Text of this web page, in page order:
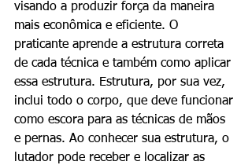
visando a produzir força da maneira
mais econômica e eficiente. O
praticante aprende a estrutura correta
de cada técnica e também como aplicar
essa estrutura. Estrutura, por sua vez,
inclui todo o corpo, que deve funcionar
como escora para as técnicas de mãos
e pernas. Ao conhecer sua estrutura, o
lutador pode receber e localizar as